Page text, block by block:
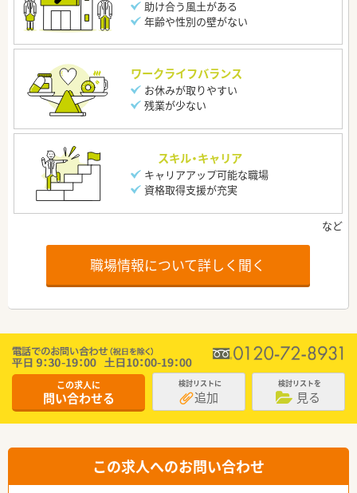
助け合う風土がある
年齢や性別の壁がない
ワークライフバランス
お休みが取りやすい
残業が少ない
スキル・キャリア
キャリアアップ可能な職場
資格取得支援が充実
職場情報について詳しく聞く
この求人に
問い合わせる
検討リストに
追加
検討リストを
見る
この求人へのお問い合わせ